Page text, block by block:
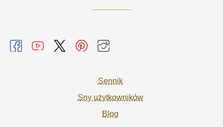
Sennik
Sny użytkowników
Blog